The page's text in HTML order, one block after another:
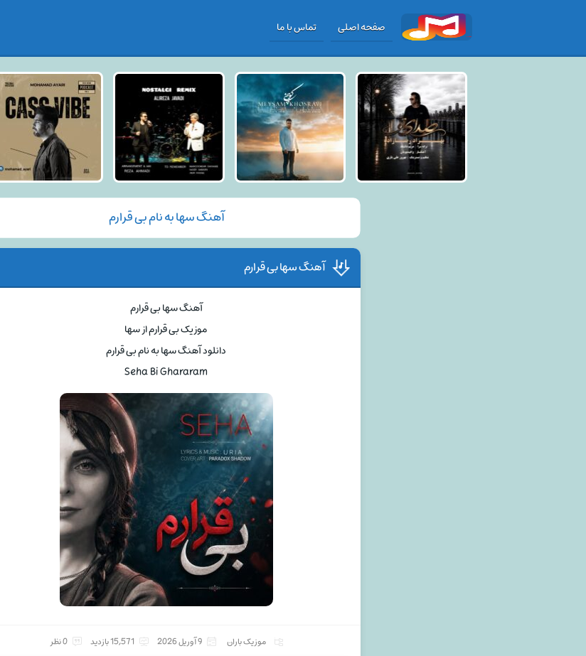
صفحه اصلی تماس با ما
آهنگ سها به نام بی قرارم
آهنگ سها بی قرارم
آهنگ سها بی قرارم
موزیک بی قرارم از سها
دانلود آهنگ سها به نام بی قرارم
Seha Bi Ghararam
موزیک باران 9 آوریل 2026 15,571 بازدید 0 نظر